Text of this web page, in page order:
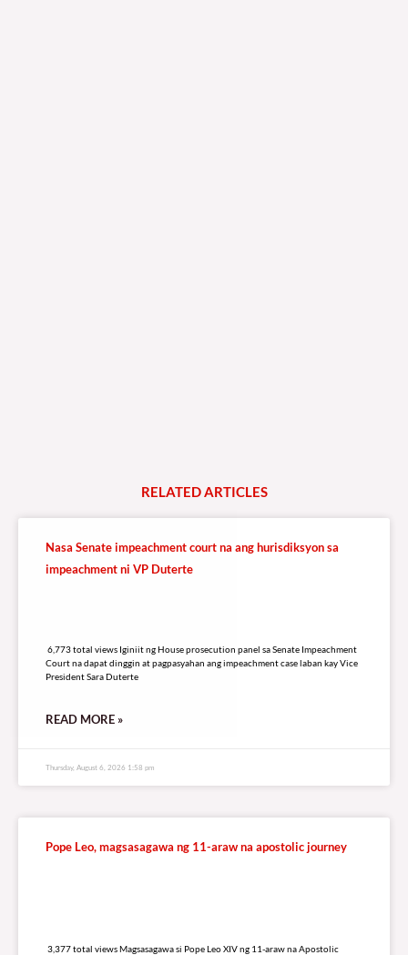
RELATEDARTICLES
Nasa Senate impeachment court na ang hurisdiksyon sa
impeachment ni VP Duterte
6,773 total views Iginiit ng House prosecution panel sa Senate Impeachment
Court na dapat dinggin at pagpasyahan ang impeachment case laban kay Vice
President Sara Duterte
READ MORE »
Thursday, August 6, 2026 1:58 pm
Pope Leo, magsasagawa ng 11-araw na apostolic journey
3,377 total views Magsasagawa si Pope Leo XIV ng 11-araw na Apostolic